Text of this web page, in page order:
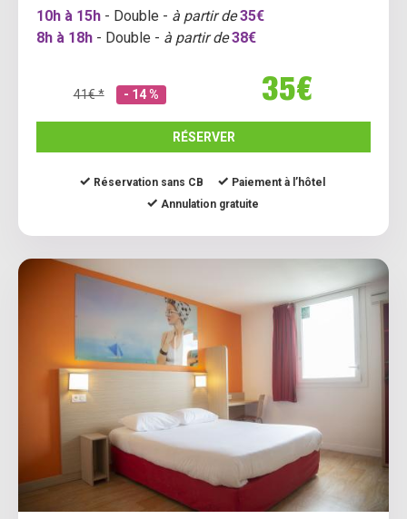
10h à 15h - Double - à partir de 35€
8h à 18h - Double - à partir de 38€
41€ * - 14 % 35€
RÉSERVER
Réservation sans CB
Paiement à l’hôtel
Annulation gratuite